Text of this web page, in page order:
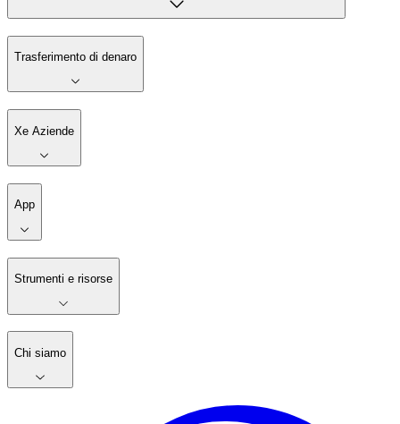
Trasferimento di denaro
Xe Aziende
App
Strumenti e risorse
Chi siamo